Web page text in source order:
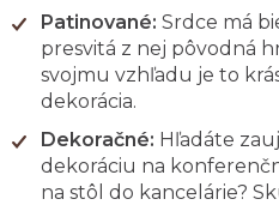
Patinované: Srdce má
presvitá z nej pôvodná
svojmu vzhľadu je to
dekorácia.
Dekoračné: Hľadáte
dekoráciu na
na stôl do kancelárie?